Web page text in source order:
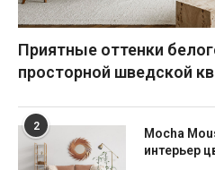
Приятные оттенки
просторной шведской
2
Mocha
интерьер